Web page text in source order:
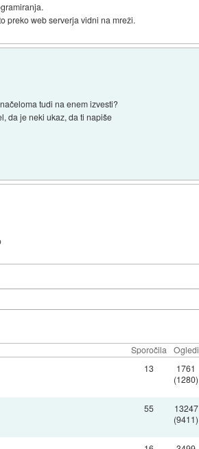
preko web serverja vidni na mreži.
tudi na enem izvesti?
da je neki ukaz, da ti napiše
Sporočila Ogledi
13
1761
(1280)
55
13247
(9411)